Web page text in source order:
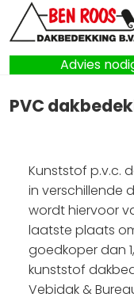
Advies
PVC
Kunststof p.v.c.
in verschillende
wordt hiervoor
laatste plaats
goedkoper dan
kunststof
Vebidak &